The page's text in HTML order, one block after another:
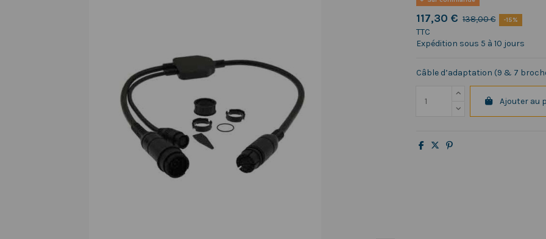
117,30 € 138,00 € -15%
TTC
Expédition sous 5 à 10 jours
Câble d’adaptation (9 & 7
Ajouter au